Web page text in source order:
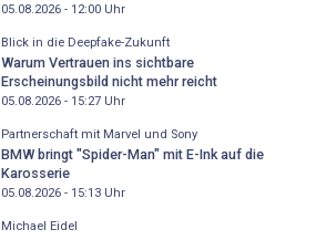
05.08.2026 - 12:00Uhr
Blick in die Deepfake-Zukunft
Warum Vertrauen ins sichtbare
Erscheinungsbild nicht mehr reicht
05.08.2026 - 15:27Uhr
Partnerschaft mit Marvel und Sony
BMW bringt "Spider-Man" mit E-Ink auf die
Karosserie
05.08.2026 - 15:13Uhr
Michael Eidel